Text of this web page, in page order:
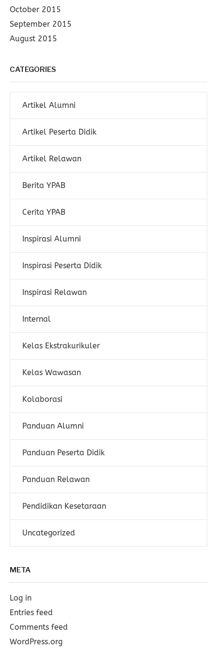
October 2015
September 2015
August 2015
CATEGORIES
Artikel Alumni
Artikel Peserta Didik
Artikel Relawan
Berita YPAB
Cerita YPAB
Inspirasi Alumni
Inspirasi Peserta Didik
Inspirasi Relawan
Internal
Kelas Ekstrakurikuler
Kelas Wawasan
Kolaborasi
Panduan Alumni
Panduan Peserta Didik
Panduan Relawan
Pendidikan Kesetaraan
Uncategorized
META
Log in
Entries feed
Comments feed
WordPress.org